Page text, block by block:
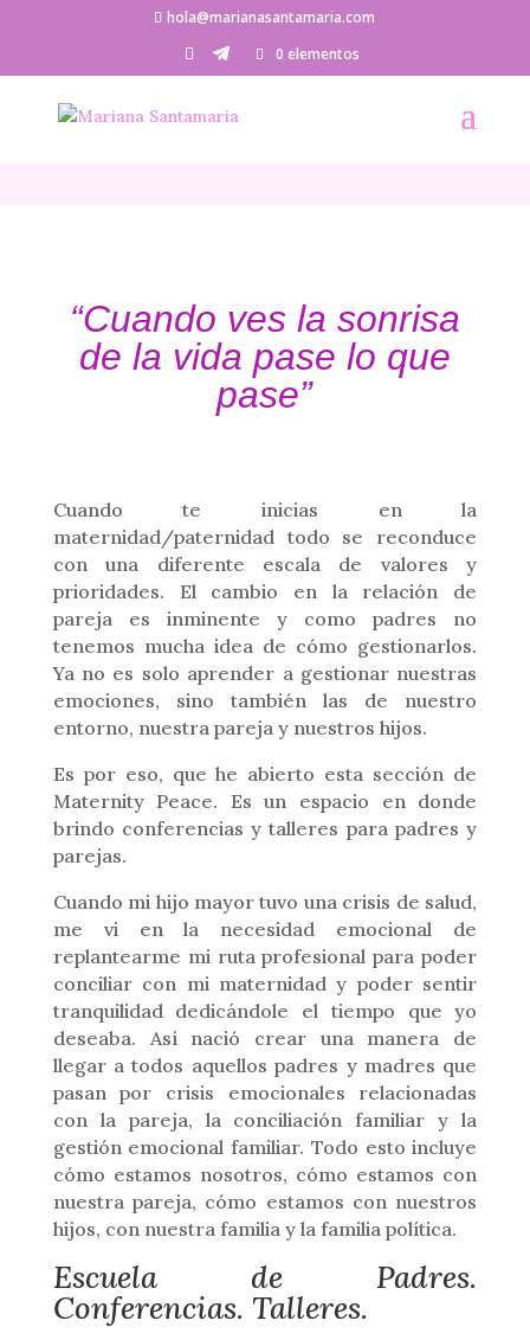
hola@marianasantamaria.com
0 elementos
“Cuando ves la sonrisa
de la vida pase lo que
pase”
Cuando te inicias en la
maternidad/paternidad todo se reconduce
con una diferente escala de valores y
prioridades. El cambio en la relación de
pareja es inminente y como padres no
tenemos mucha idea de cómo gestionarlos.
Ya no es solo aprender a gestionar nuestras
emociones, sino también las de nuestro
entorno, nuestra pareja y nuestros hijos.
Es por eso, que he abierto esta sección de
Maternity Peace. Es un espacio en donde
brindo conferencias y talleres para padres y
parejas.
Cuando mi hijo mayor tuvo una crisis de salud,
me vi en la necesidad emocional de
replantearme mi ruta profesional para poder
conciliar con mi maternidad y poder sentir
tranquilidad dedicándole el tiempo que yo
deseaba. Así nació crear una manera de
llegar a todos aquellos padres y madres que
pasan por crisis emocionales relacionadas
con la pareja, la conciliación familiar y la
gestión emocional familiar. Todo esto incluye
cómo estamos nosotros, cómo estamos con
nuestra pareja, cómo estamos con nuestros
hijos, con nuestra familia y la familia política.
Escuela de Padres.
Conferencias. Talleres.